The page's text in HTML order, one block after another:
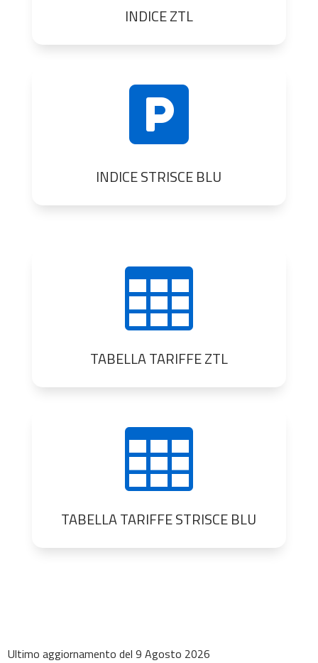
INDICE ZTL

INDICE STRISCE BLU

TABELLA TARIFFE ZTL

TABELLA TARIFFE STRISCE BLU
Ultimo aggiornamento del 9 Agosto 2026